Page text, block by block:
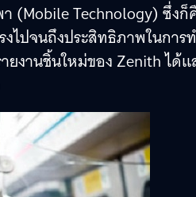
(Mobile Technology) ซึ่ง
ไปจนถึงประสิทธิภาพในกา
านชิ้นใหม่ของ Zenith ได้แ